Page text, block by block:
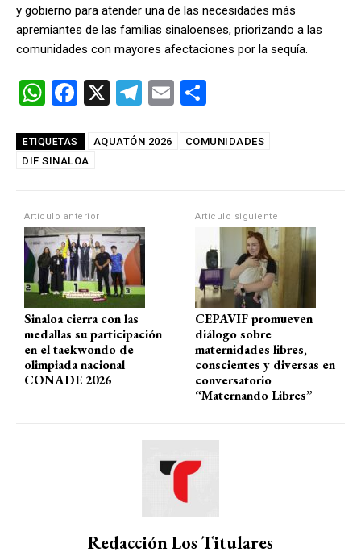
y gobierno para atender una de las necesidades más
apremiantes de las familias sinaloenses, priorizando a las
comunidades con mayores afectaciones por la sequía.
W
at
s
p
p
F
ce
b
o
k
X
T
e
m
E
ail m
tir
ETIQUETAS AQUATÓN 2026
COMUNIDADES
DIF SINALOA
Artículo anterior
Sinaloa cierra con las
medallas su participación
en el taekwondo de
olimpiada nacional
CONADE 2026
Artículo siguiente
CEPAVIF promueven
diálogo sobre
maternidades libres,
conscientes y diversas en
conversatorio
“Maternando Libres”
Redacción Los Titulares